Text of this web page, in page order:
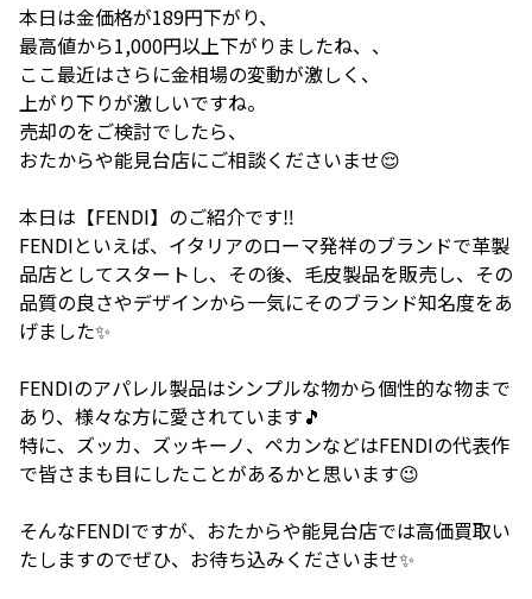
本日は金価格が189円下がり、
最高値から1,000円以上下がりましたね、、
ここ最近はさらに金相場の変動が激しく、
上がり下りが激しいですね。
売却のをご検討でしたら、
おたからや能見台店にご相談くださいませ😌
本日は【FENDI】のご紹介です‼️
FENDIといえば、イタリアのローマ発祥のブランドで革製
品店としてスタートし、その後、毛皮製品を販売し、その
品質の良さやデザインから一気にそのブランド知名度をあ
げました✨
FENDIのアパレル製品はシンプルな物から個性的な物まで
あり、様々な方に愛されています🎵
特に、ズッカ、ズッキーノ、ペカンなどはFENDIの代表作
で皆さまも目にしたことがあるかと思います😉
そんなFENDIですが、おたからや能見台店では高価買取い
たしますのでぜひ、お待ち込みくださいませ✨